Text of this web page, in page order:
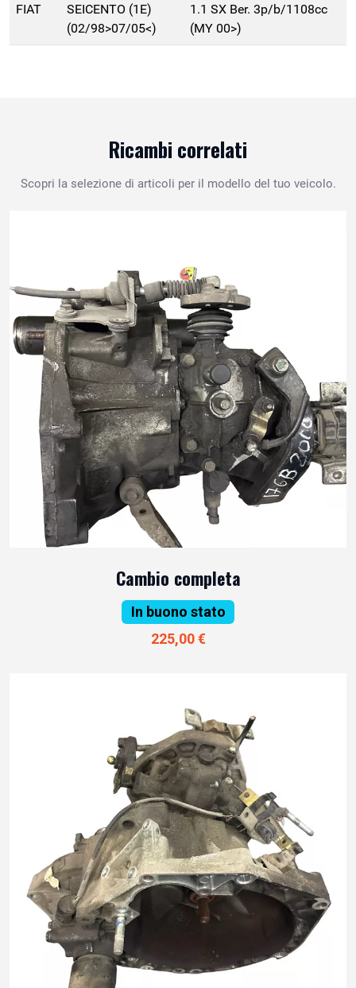
FIAT
SEICENTO (1E)
(02/98>07/05<)
1.1 SX Ber. 3p/b/1108cc
(MY 00>)
Ricambi correlati
Scopri la selezione di articoli per il modello del tuo veicolo.
Cambio completa
In buono stato
225,00 €